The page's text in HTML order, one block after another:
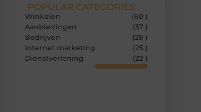
POPULAR CATEGORIES
Winkelen
(60 )
Aanbiedingen
(57 )
Bedrijven
(29 )
Internet marketing
(25 )
Dienstverlening
(22 )